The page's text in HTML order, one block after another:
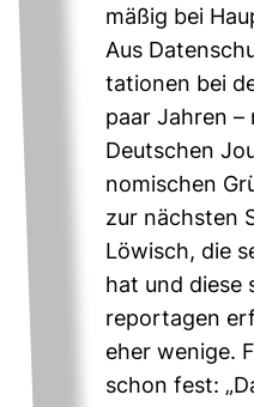
mäßig bei
Aus
ta­tionen bei
paar Jahren –
Deut­schen
no­mi­schen
zur nächsten
Löwisch, die
hat und diese
re­por­tagen
eher wenige.
schon fest: